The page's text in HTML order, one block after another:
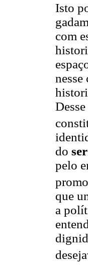
Isto
com
nesse
do
pelo
que
a